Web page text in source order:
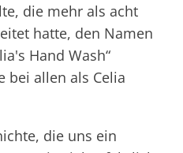
die mehr als acht
hatte, den Namen
Hand Wash“
bei allen als Celia
die uns ein